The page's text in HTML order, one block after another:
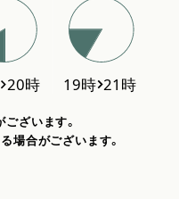
ざいます。
場合がございます。